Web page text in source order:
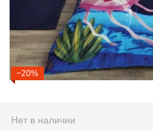
−20%
Нет в наличии